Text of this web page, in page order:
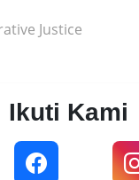
Justice
Ikuti Kami